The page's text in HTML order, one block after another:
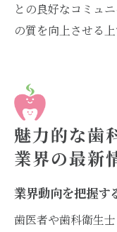
との良好なコミュ
の質を向上させる
魅力的な歯
業界の最新
業界動向を把握す
歯医者や歯科衛生